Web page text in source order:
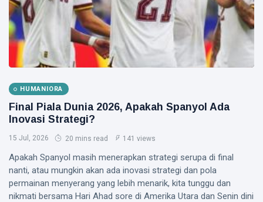
HUMANIORA
Final Piala Dunia 2026, Apakah Spanyol Ada
Inovasi Strategi?
15 Jul, 2026 20 mins read 141 views
Apakah Spanyol masih menerapkan strategi serupa di final
nanti, atau mungkin akan ada inovasi strategi dan pola
permainan menyerang yang lebih menarik, kita tunggu dan
nikmati bersama Hari Ahad sore di Amerika Utara dan Senin dini